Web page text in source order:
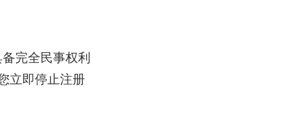
完全民事权利
立即停止注册